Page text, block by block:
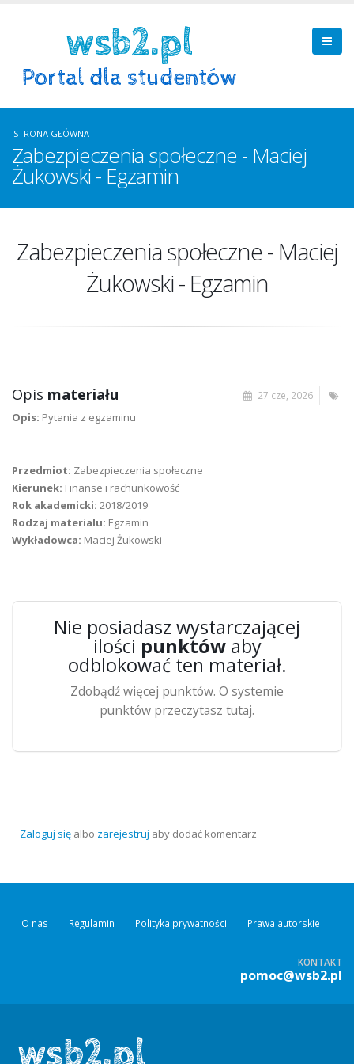
STRONA GŁÓWNA
Zabezpieczenia społeczne - Maciej
Żukowski - Egzamin
Zabezpieczenia społeczne - Maciej
Żukowski - Egzamin
27 cze, 2026
Opis materiału
Opis: Pytania z egzaminu
Przedmiot: Zabezpieczenia społeczne
Kierunek: Finanse i rachunkowość
Rok akademicki: 2018/2019
Rodzaj materialu: Egzamin
Wykładowca: Maciej Żukowski
Nie posiadasz wystarczającej
ilości punktówaby
odblokować ten materiał.
Zdobądź więcej punktów. O systemie
punktów przeczytasz tutaj.
Zaloguj się albo zarejestruj aby dodać komentarz
O nas Regulamin Polityka prywatności Prawa autorskie
KONTAKT
pomoc@wsb2.pl